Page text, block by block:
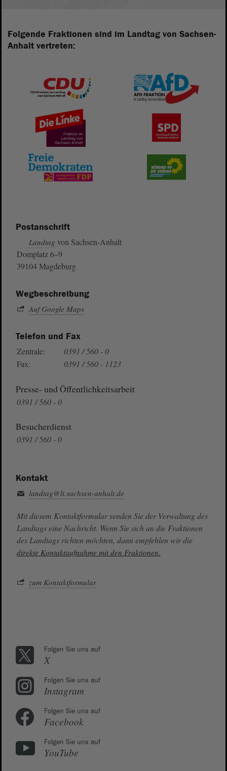
Folgende Fraktionen sind im Landtag von Sachsen-
Anhalt vertreten:
Postanschrift
Landtag von Sachsen-Anhalt
Domplatz 6–9
39104 Magdeburg
Wegbeschreibung
Auf Google Maps
Telefon und Fax
Zentrale:
0391 / 560 - 0
Fax:
0391 / 560 - 1123
Presse- und Öffentlichkeitsarbeit
0391 / 560 - 0
Besucherdienst
0391 / 560 - 0
Kontakt
landtag@lt.sachsen-anhalt.de
Mit diesem Kontaktformular senden Sie der Verwaltung des
Landtags eine Nachricht. Wenn Sie sich an die Fraktionen
des Landtags richten möchten, dann empfehlen wir die
direkte Kontaktaufnahme mit den Fraktionen.
zum Kontaktformular
Folgen Sie uns auf
X
Folgen Sie uns auf
Instagram
Folgen Sie uns auf
Facebook
Folgen Sie uns auf
YouTube